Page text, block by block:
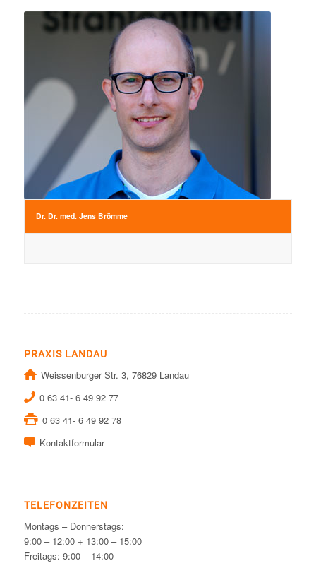
Dr. Dr. med. Jens Brömme
PRAXIS LANDAU
Weissenburger Str. 3, 76829 Landau
0 63 41- 6 49 92 77
0 63 41- 6 49 92 78
Kontaktformular
TELEFONZEITEN
Montags – Donnerstags:
9:00 – 12:00 + 13:00 – 15:00
Freitags: 9:00 – 14:00